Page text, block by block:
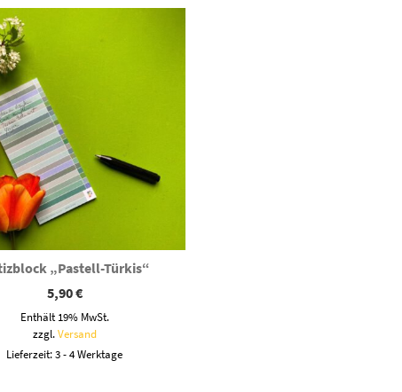
„Pastell-Türkis“
5,90€
Enthält 19% MwSt.
zzgl.Versand
Lieferzeit: 3 - 4 Werktage